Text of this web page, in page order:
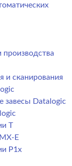
производства
и сканирования
завесы Datalogic
T
E
P1x